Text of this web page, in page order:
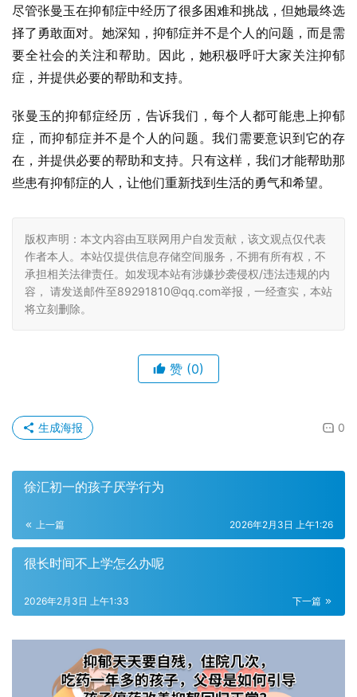
尽管张曼玉在抑郁症中经历了很多困难和挑战，但她最终选
择了勇敢面对。她深知，抑郁症并不是个人的问题，而是需
要全社会的关注和帮助。因此，她积极呼吁大家关注抑郁
症，并提供必要的帮助和支持。
张曼玉的抑郁症经历，告诉我们，每个人都可能患上抑郁
症，而抑郁症并不是个人的问题。我们需要意识到它的存
在，并提供必要的帮助和支持。只有这样，我们才能帮助那
些患有抑郁症的人，让他们重新找到生活的勇气和希望。
版权声明：本文内容由互联网用户自发贡献，该文观点仅代表
作者本人。本站仅提供信息存储空间服务，不拥有所有权，不
承担相关法律责任。如发现本站有涉嫌抄袭侵权/违法违规的内
容， 请发送邮件至89291810@qq.com举报，一经查实，本站
将立刻删除。
赞 (0)
0
生成海报
徐汇初一的孩子厌学行为
上一篇 2026年2月3日 上午1:26
很长时间不上学怎么办呢
下一篇
2026年2月3日 上午1:33